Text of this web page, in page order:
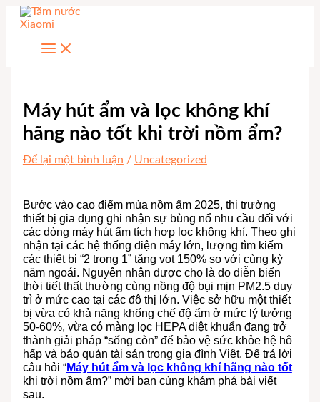
Nhảy
nội
Máy hút ẩm và lọc không khí
hãng nào tốt khi trời nồm ẩm?
Để lại một bình luận / Uncategorized
Bước vào cao điểm mùa nồm ẩm 2025, thị trường
thiết bị gia dụng ghi nhận sự bùng nổ nhu cầu đối với
các dòng máy hút ẩm tích hợp lọc không khí. Theo ghi
nhận tại các hệ thống điện máy lớn, lượng tìm kiếm
các thiết bị “2 trong 1” tăng vọt 150% so với cùng kỳ
năm ngoái. Nguyên nhân được cho là do diễn biến
thời tiết thất thường cùng nồng độ bụi mịn PM2.5 duy
trì ở mức cao tại các đô thị lớn. Việc sở hữu một thiết
bị vừa có khả năng khống chế độ ẩm ở mức lý tưởng
50-60%, vừa có màng lọc HEPA diệt khuẩn đang trở
thành giải pháp “sống còn” để bảo vệ sức khỏe hệ hô
hấp và bảo quản tài sản trong gia đình Việt. Để trả lời
câu hỏi “Máy hút ẩm và lọc không khí hãng nào tốt
khi trời nồm ẩm?” mời bạn cùng khám phá bài viết
sau.